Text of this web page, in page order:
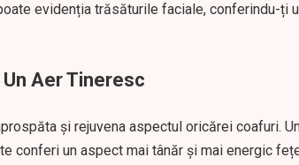
evidenția trăsăturile faciale, conferindu-ți
Aer Tineresc
și rejuvena aspectul oricărei coafuri.
conferi un aspect mai tânăr și mai energic